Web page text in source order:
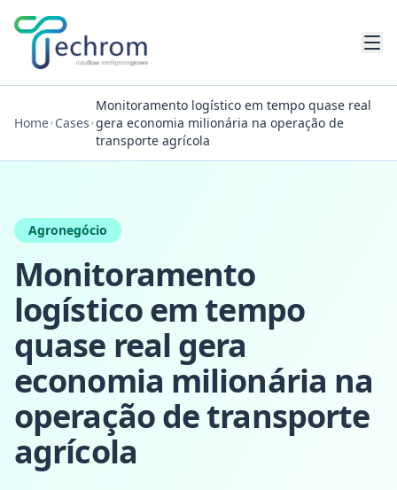
Home Cases
Monitoramento logístico em tempo quase real
gera economia milionária na operação de
transporte agrícola
Agronegócio
Monitoramento
logístico em tempo
quase real gera
economia milionária na
operação de transporte
agrícola